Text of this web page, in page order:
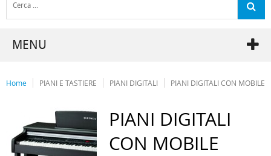
MENU
Home PIANI E TASTIERE PIANI DIGITALI PIANI DIGITALI CON MOBILE
PIANI DIGITALI
CON MOBILE